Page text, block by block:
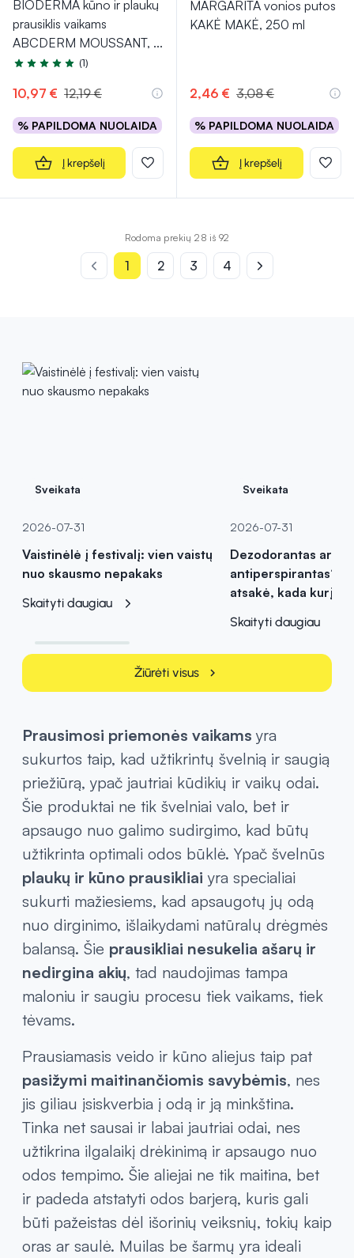
BIODERMA kūno ir plaukų
prausiklis vaikams
ABCDERM MOUSSANT, ...
Įvertinimas 5.0 iš 5
(1)
10,97 € 12,19 €
% PAPILDOMA NUOLAIDA
Į krepšelį
MARGARITA vonios putos
KAKĖ MAKĖ, 250 ml
2,46 € 3,08 €
% PAPILDOMA NUOLAIDA
Į krepšelį
Rodoma prekių 28 iš 92
1 2 3 4
Sveikata
2026-07-31
Vaistinėlė į festivalį: vien vaistų
nuo skausmo nepakaks
Skaityti daugiau
Sveikata
2026-07-31
Dezodorantas ar
antiperspirantas?
atsakė, kada kurį
Skaityti daugiau
Žiūrėti visus chevron_right
Prausimosi priemonės vaikams yra
sukurtos taip, kad užtikrintų švelnią ir saugią
priežiūrą, ypač jautriai kūdikių ir vaikų odai.
Šie produktai ne tik švelniai valo, bet ir
apsaugo nuo galimo sudirgimo, kad būtų
užtikrinta optimali odos būklė. Ypač švelnūs
plaukų ir kūno prausikliai yra specialiai
sukurti mažiesiems, kad apsaugotų jų odą
nuo dirginimo, išlaikydami natūralų drėgmės
balansą. Šie prausikliai nesukelia ašarų ir
nedirgina akių, tad naudojimas tampa
maloniu ir saugiu procesu tiek vaikams, tiek
tėvams.
Prausiamasis veido ir kūno aliejus taip pat
pasižymi maitinančiomis savybėmis, nes
jis giliau įsiskverbia į odą ir ją minkština.
Tinka net sausai ir labai jautriai odai, nes
užtikrina ilgalaikį drėkinimą ir apsaugo nuo
odos tempimo. Šie aliejai ne tik maitina, bet
ir padeda atstatyti odos barjerą, kuris gali
būti pažeistas dėl išorinių veiksnių, tokių kaip
oras ar saulė. Muilas be šarmų yra ideali